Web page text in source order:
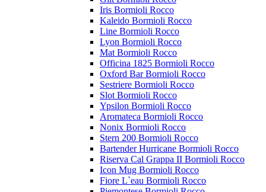
Iris Bormioli Rocco
Kaleido Bormioli Rocco
Line Bormioli Rocco
Lyon Bormioli Rocco
Mat Bormioli Rocco
Officina 1825 Bormioli Rocco
Oxford Bar Bormioli Rocco
Sestriere Bormioli Rocco
Slot Bormioli Rocco
Ypsilon Bormioli Rocco
Aromateca Bormioli Rocco
Nonix Bormioli Rocco
Stern 200 Bormioli Rocco
Bartender Hurricane Bormioli Rocco
Riserva Cal Grappa II Bormioli Rocco
Icon Mug Bormioli Rocco
Fiore L`eau Bormioli Rocco